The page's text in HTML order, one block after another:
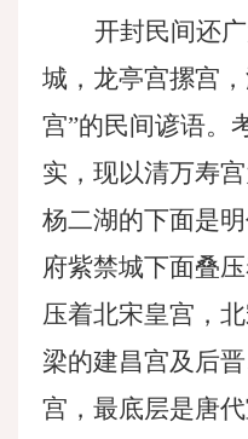
开封民间还
城，龙亭宫摞宫
宫”的民间谚语。
实，现以清万寿
杨二湖的下面是
府紫禁城下面叠
压着北宋皇宫，
梁的建昌宫及后
宫，最底层是唐代